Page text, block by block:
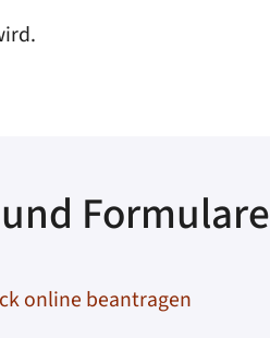
Formulare
online beantragen